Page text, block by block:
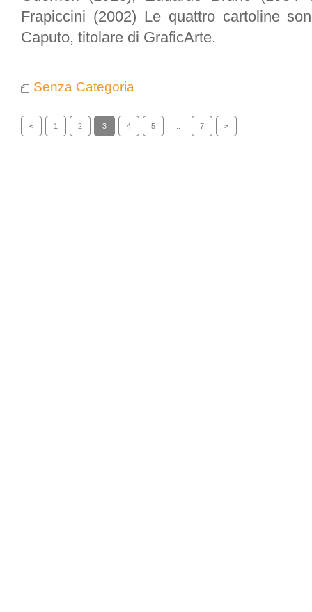
Frapiccini (2002) Le quattro cartoline
Caputo, titolare di GraficArte.
Senza Categoria
< 1 2 3 4 5 7 >